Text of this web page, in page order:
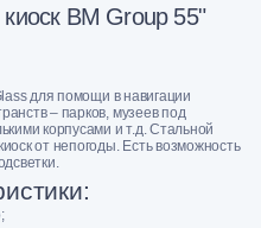
BM Group 55"
для помощи в навигации
– парков, музеев под
корпусами и т.д. Стальной
от непогоды. Есть возможность